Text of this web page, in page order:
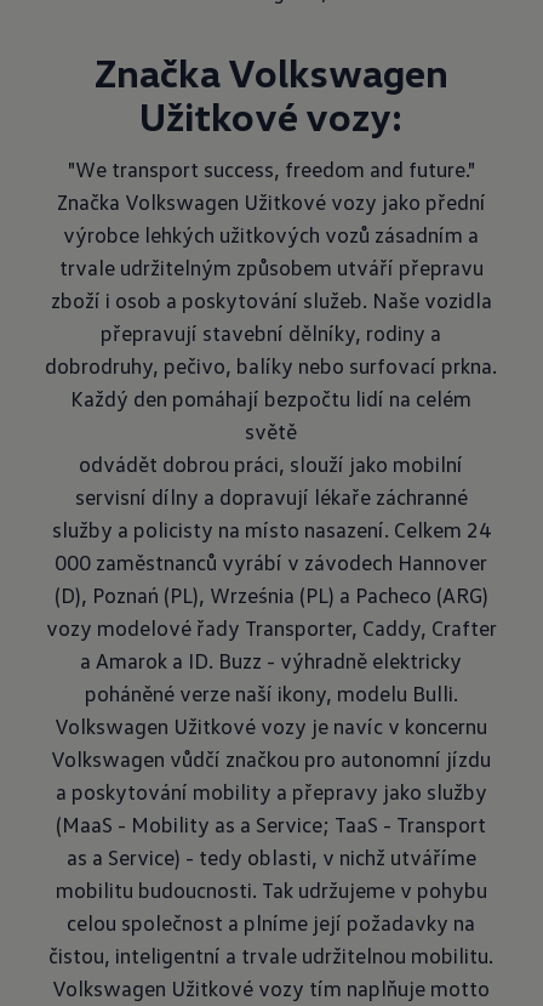
Značka Volkswagen
Užitkové vozy:
"We transport success, freedom and future."
Značka Volkswagen Užitkové vozy jako přední
výrobce lehkých užitkových vozů zásadním a
trvale udržitelným způsobem utváří přepravu
zboží i osob a poskytování služeb. Naše vozidla
přepravují stavební dělníky, rodiny a
dobrodruhy, pečivo, balíky nebo surfovací prkna.
Každý den pomáhají bezpočtu lidí na celém
světě
odvádět dobrou práci, slouží jako mobilní
servisní dílny a dopravují lékaře záchranné
služby a policisty na místo nasazení. Celkem 24
000 zaměstnanců vyrábí v závodech Hannover
(D), Poznań (PL), Września (PL) a Pacheco (ARG)
vozy modelové řady Transporter, Caddy, Crafter
a Amarok a ID. Buzz - výhradně elektricky
poháněné verze naší ikony, modelu Bulli.
Volkswagen Užitkové vozy je navíc v koncernu
Volkswagen vůdčí značkou pro autonomní jízdu
a poskytování mobility a přepravy jako služby
(MaaS - Mobility as a Service; TaaS - Transport
as a Service) - tedy oblasti, v nichž utváříme
mobilitu budoucnosti. Tak udržujeme v pohybu
celou společnost a plníme její požadavky na
čistou, inteligentní a trvale udržitelnou mobilitu.
Volkswagen Užitkové vozy tím naplňuje motto